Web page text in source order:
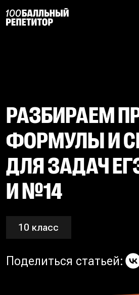
РАЗБИРАЕМ
ФОРМУЛЫ И
ДЛЯ ЗАДАЧ
И №14
10 класс
Поделиться статьей: